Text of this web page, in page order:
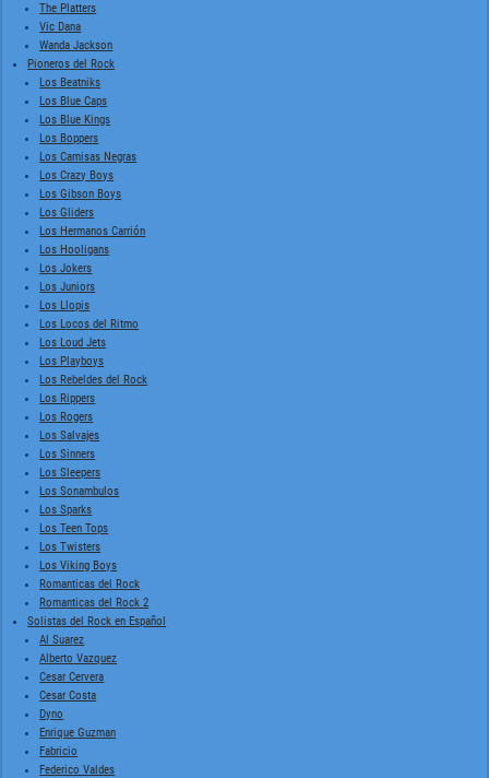
The Platters
Vic Dana
Wanda Jackson
Pioneros del Rock
Los Beatniks
Los Blue Caps
Los Blue Kings
Los Boppers
Los Camisas Negras
Los Crazy Boys
Los Gibson Boys
Los Gliders
Los Hermanos Carrión
Los Hooligans
Los Jokers
Los Juniors
Los Llopis
Los Locos del Ritmo
Los Loud Jets
Los Playboys
Los Rebeldes del Rock
Los Rippers
Los Rogers
Los Salvajes
Los Sinners
Los Sleepers
Los Sonambulos
Los Sparks
Los Teen Tops
Los Twisters
Los Viking Boys
Romanticas del Rock
Romanticas del Rock 2
Solistas del Rock en Español
Al Suarez
Alberto Vazquez
Cesar Cervera
Cesar Costa
Dyno
Enrique Guzman
Fabricio
Federico Valdes